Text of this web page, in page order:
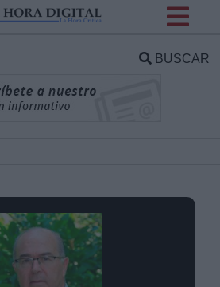
BUSCAR